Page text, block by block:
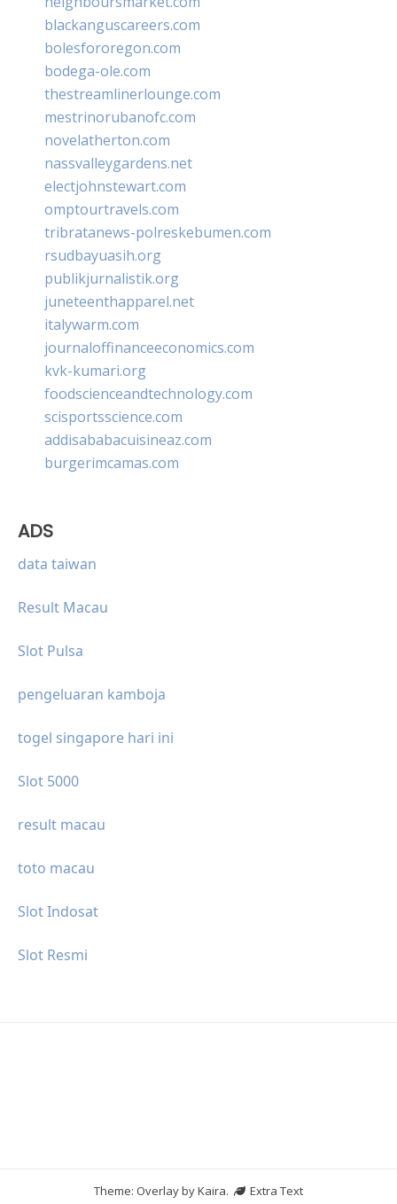
blackanguscareers.com
bolesfororegon.com
bodega-ole.com
thestreamlinerlounge.com
mestrinorubanofc.com
novelatherton.com
nassvalleygardens.net
electjohnstewart.com
omptourtravels.com
tribratanews-polreskebumen.com
rsudbayuasih.org
publikjurnalistik.org
juneteenthapparel.net
italywarm.com
journaloffinanceeconomics.com
kvk-kumari.org
foodscienceandtechnology.com
scisportsscience.com
addisababacuisineaz.com
burgerimcamas.com
ADS
data taiwan
Result Macau
Slot Pulsa
pengeluaran kamboja
togel singapore hari ini
Slot 5000
result macau
toto macau
Slot Indosat
Slot Resmi
Theme: Overlay byKaira.
Extra Text